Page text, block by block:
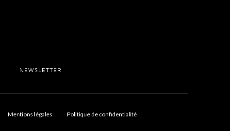
NEWSLETTER
Mentions légales Politique de confidentialité